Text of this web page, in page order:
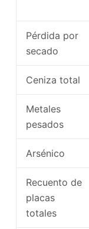
Pérdida por
secado
Ceniza total
Metales
pesados
Arsénico
Recuento de
placas
totales